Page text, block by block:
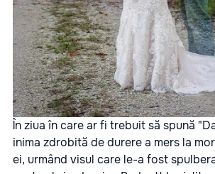
În ziua în care ar fi trebuit să spună
inima zdrobită de durere a mers la
ei, urmând visul care le-a fost